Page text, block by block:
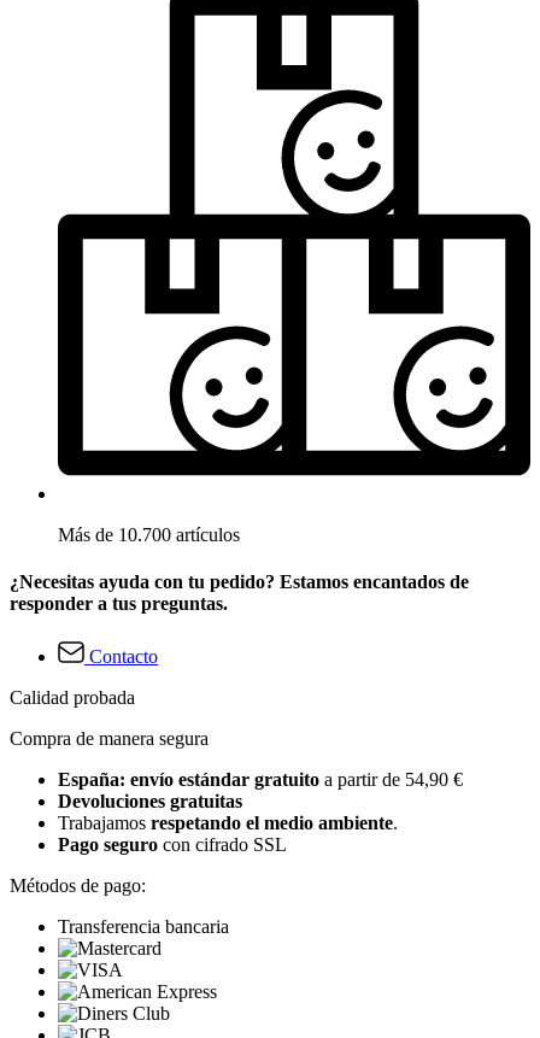
Más de 10.700 artículos
¿Necesitas ayuda con tu pedido? Estamos encantados de
responder a tus preguntas.
Contacto
Calidad probada
Compra de manera segura
España: envío estándar gratuito a partir de 54,90 €
Devoluciones gratuitas
Trabajamos respetando el medio ambiente.
Pago seguro con cifrado SSL
Métodos de pago:
Transferencia bancaria